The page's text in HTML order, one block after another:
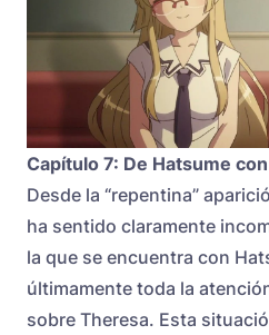
Capítulo 7: De Hatsume
Desde la “repentina”
ha sentido claramente
la que se encuentra con
últimamente toda la
sobre Theresa. Esta